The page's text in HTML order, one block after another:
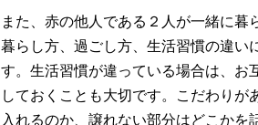
また、赤の他人である２人が一緒に暮
暮らし方、過ごし方、生活習慣の違い
す。生活習慣が違っている場合は、お
しておくことも大切です。こだわりが
入れるのか、譲れない部分はどこかを